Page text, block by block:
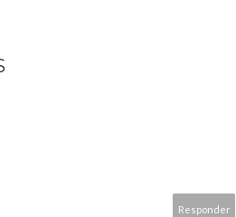
Responder